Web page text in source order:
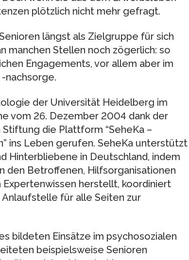
plötzlich nicht mehr gefragt.
längst als Zielgruppe für sich
manchen Stellen noch zögerlich: so
Engagements, vor allem aber im
nachsorge.
der Universität Heidelberg im
vom 26. Dezember 2004 dank der
die Plattform “SeheKa –
ins Leben gerufen. SeheKa unterstützt
Hinterbliebene in Deutschland, indem
den Betroffenen, Hilfsorganisationen
herstellt, koordiniert
für alle Seiten zur
bildeten Einsätze im psychosozialen
beispielsweise Senioren